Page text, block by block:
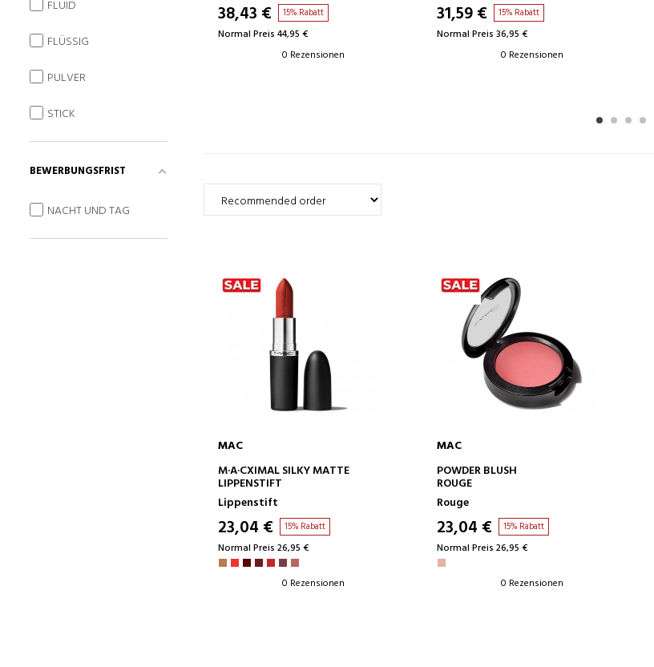
38,43 € 15% Rabatt
Normal Preis 44,95 €
0 Rezensionen
31,59 € 15% Rabatt
Normal Preis 36,95 €
0 Rezensionen
IN DEN WARENKORB
MAC
M·A·CXIMAL SILKY MATTE
LIPPENSTIFT
Lippenstift
23,04 € 15% Rabatt
Normal Preis 26,95 €
0 Rezensionen
IN DEN WARENKORB
MAC
POWDER BLUSH
ROUGE
Rouge
23,04 € 15% Rabatt
Normal Preis 26,95 €
0 Rezensionen
FLUID
FLÜSSIG
PULVER
STICK
BEWERBUNGSFRIST
NACHT UND TAG